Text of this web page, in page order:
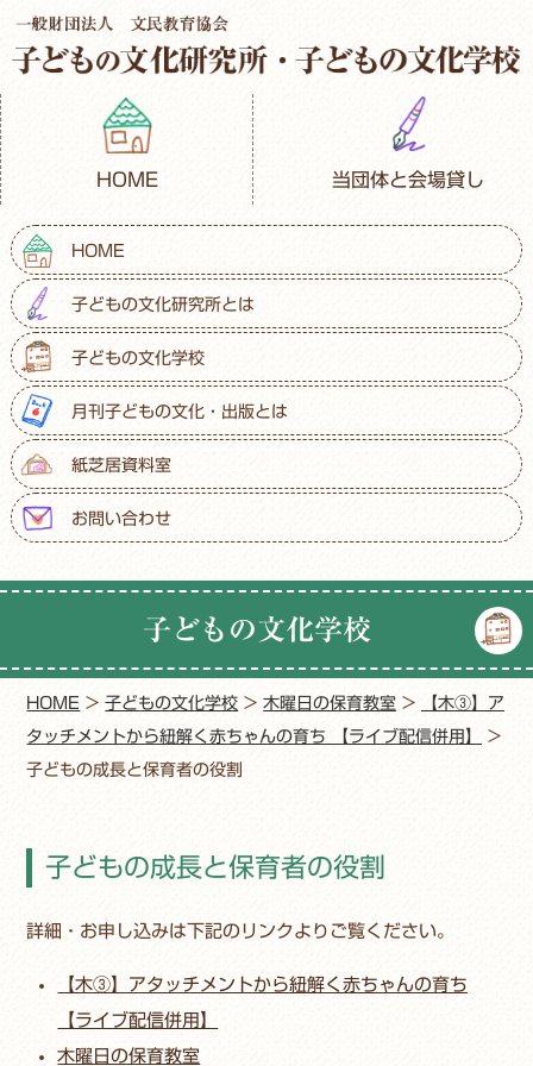
HOME 当団体と会場貸し
HOME
子どもの文化研究所とは
子どもの文化学校
月刊子どもの文化・出版とは
紙芝居資料室
お問い合わせ
子どもの文化学校
HOME >子どもの文化学校 >木曜日の保育教室 >
【木③】ア
タッチメントから紐解く赤ちゃんの育ち 【ライブ配信併用】
>
子どもの成長と保育者の役割
子どもの成長と保育者の役割
詳細・お申し込みは下記のリンクよりご覧ください。
【木③】アタッチメントから紐解く赤ちゃんの育ち
【ライブ配信併用】
木曜日の保育教室